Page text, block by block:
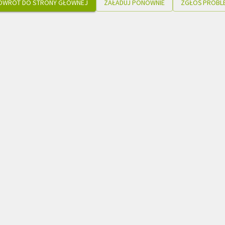
DO STRONY GŁÓWNEJ ZAŁADUJ PONOWNIE ZGŁOŚ